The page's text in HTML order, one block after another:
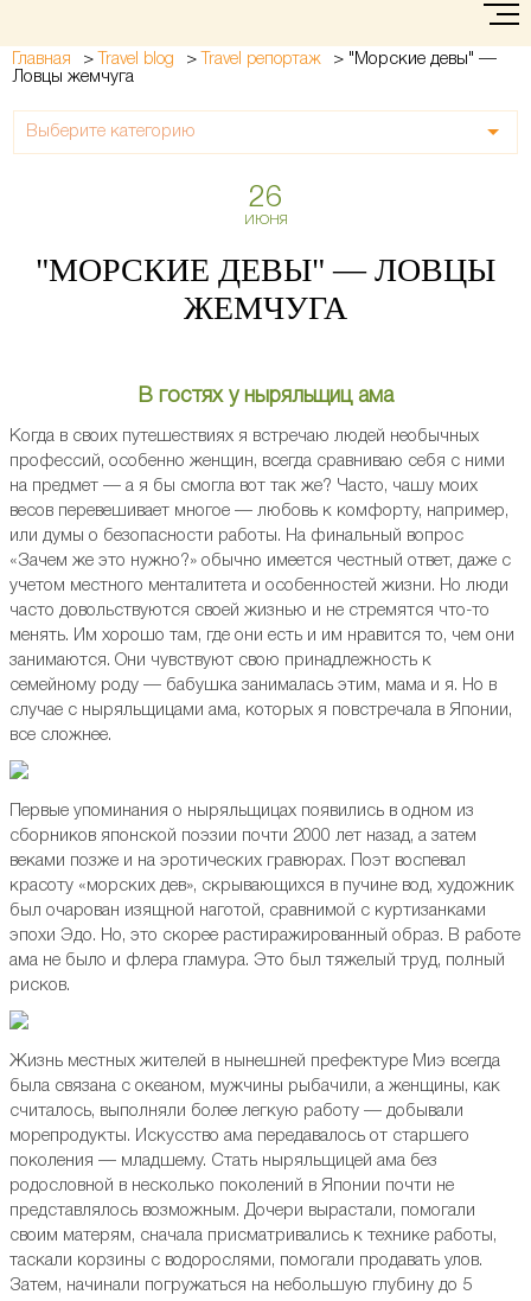
Главная > Travel blog > Travel репортаж > "Морские девы" —
Ловцы жемчуга
Выберите категорию
26
ИЮНЯ
"МОРСКИЕ ДЕВЫ" — ЛОВЦЫ
ЖЕМЧУГА
В гостях у ныряльщиц ама
Когда в своих путешествиях я встречаю людей необычных
профессий, особенно женщин, всегда сравниваю себя с ними
на предмет — а я бы смогла вот так же? Часто, чашу моих
весов перевешивает многое — любовь к комфорту, например,
или думы о безопасности работы. На финальный вопрос
«Зачем же это нужно?» обычно имеется честный ответ, даже с
учетом местного менталитета и особенностей жизни. Но люди
часто довольствуются своей жизнью и не стремятся что-то
менять. Им хорошо там, где они есть и им нравится то, чем они
занимаются. Они чувствуют свою принадлежность к
семейному роду — бабушка занималась этим, мама и я. Но в
случае с ныряльщицами ама, которых я повстречала в Японии,
все сложнее.
Первые упоминания о ныряльщицах появились в одном из
сборников японской поэзии почти 2000 лет назад, а затем
веками позже и на эротических гравюрах. Поэт воспевал
красоту «морских дев», скрывающихся в пучине вод, художник
был очарован изящной наготой, сравнимой с куртизанками
эпохи Эдо. Но, это скорее растиражированный образ. В работе
ама не было и флера гламура. Это был тяжелый труд, полный
рисков.
Жизнь местных жителей в нынешней префектуре Миэ всегда
была связана с океаном, мужчины рыбачили, а женщины, как
считалось, выполняли более легкую работу — добывали
морепродукты. Искусство ама передавалось от старшего
поколения — младшему. Стать ныряльщицей ама без
родословной в несколько поколений в Японии почти не
представлялось возможным. Дочери вырастали, помогали
своим матерям, сначала присматривались к технике работы,
таскали корзины с водорослями, помогали продавать улов.
Затем, начинали погружаться на небольшую глубину до 5